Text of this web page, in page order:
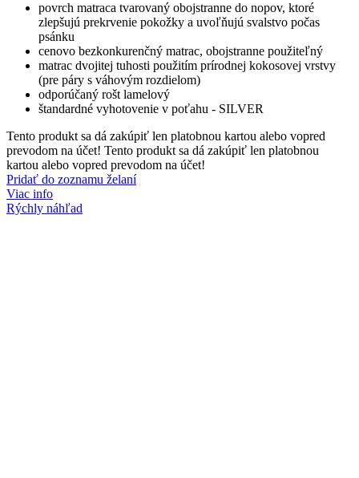
povrch matraca tvarovaný obojstranne do nopov, ktoré
zlepšujú prekrvenie pokožky a uvoľňujú svalstvo počas
psánku
cenovo bezkonkurenčný matrac, obojstranne použiteľný
matrac dvojitej tuhosti použitím prírodnej kokosovej vrstvy
(pre páry s váhovým rozdielom)
odporúčaný rošt lamelový
štandardné vyhotovenie v poťahu - SILVER
Tento produkt sa dá zakúpiť len platobnou kartou alebo vopred
prevodom na účet! Tento produkt sa dá zakúpiť len platobnou
kartou alebo vopred prevodom na účet!
Pridať do zoznamu želaní
Viac info
Rýchly náhľad